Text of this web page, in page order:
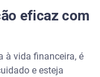
eficaz com
à vida financeira, é
e esteja